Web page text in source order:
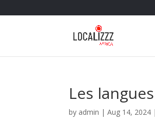
Les
by admin |Aug 14, 2024 |